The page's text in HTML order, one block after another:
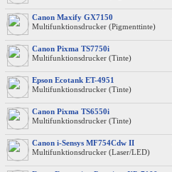
Canon Maxify GX7150
Multifunktionsdrucker (Pigmenttinte)
Canon Pixma TS7750i
Multifunktionsdrucker (Tinte)
Epson Ecotank ET-4951
Multifunktionsdrucker (Tinte)
Canon Pixma TS6550i
Multifunktionsdrucker (Tinte)
Canon i-Sensys MF754Cdw II
Multifunktionsdrucker (Laser/LED)